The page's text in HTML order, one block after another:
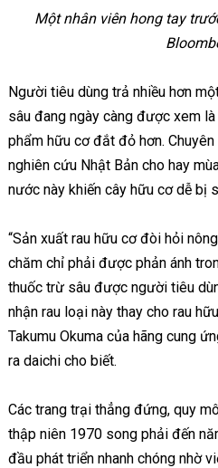
Một nhân viên hong tay
Người tiêu dùng trả nhiều hơn
sâu đang ngày càng được xem
phẩm hữu cơ đắt đỏ hơn.
nghiên cứu Nhật Bản cho hay
nước này khiến cây hữu cơ dễ bị
“Sản xuất rau hữu cơ đòi hỏi
chăm chỉ phải được phản ánh
thuốc trừ sâu được người tiêu
nhận rau loại này thay cho rau
Takumu Okuma của hãng cung
ra daichi cho biết.
Các trang trại thẳng đứng, quy
thập niên 1970 song phải đến
đầu phát triển nhanh chóng nhờ